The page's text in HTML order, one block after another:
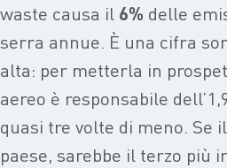
waste causa il 6% delle
serra annue. È una cifra
alta: per metterla in
aereo è responsabile
quasi tre volte di meno. Se
paese, sarebbe il terzo più